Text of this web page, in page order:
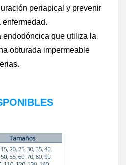
periapical y prevenir
enfermedad.
endodóncica que utiliza la
obturada impermeable